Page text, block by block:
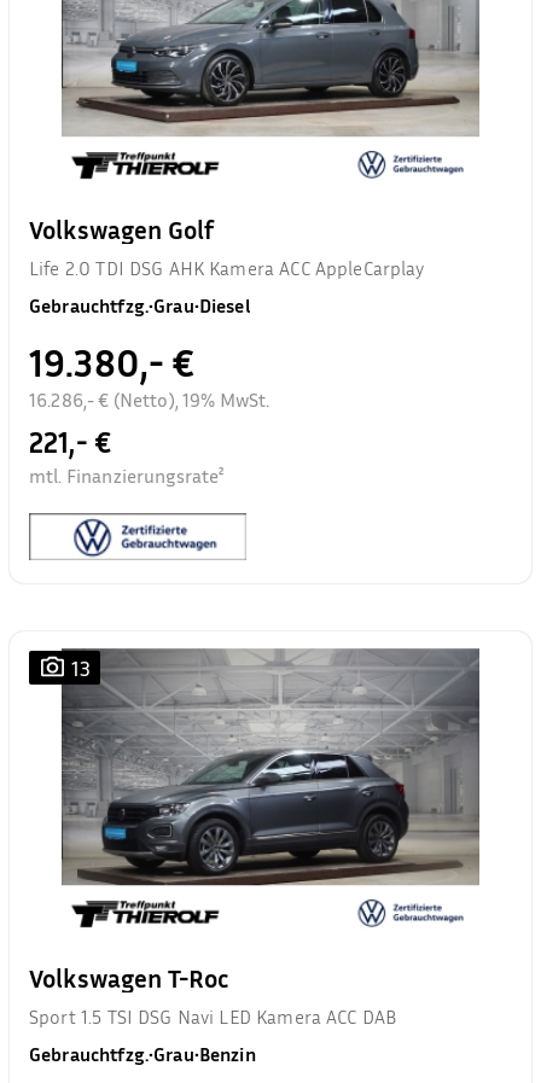
Volkswagen Golf
Life 2.0 TDI DSG AHK Kamera ACC AppleCarplay
Gebrauchtfzg.•Grau•Diesel
19.380,- €
16.286,- € (Netto), 19% MwSt.
221,- €
mtl. Finanzierungsrate²
13
Volkswagen T-Roc
Sport 1.5 TSI DSG Navi LED Kamera ACC DAB
Gebrauchtfzg.•Grau•Benzin